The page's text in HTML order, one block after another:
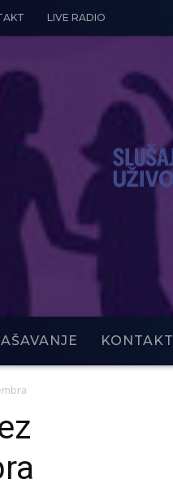
LIVE RADIO
KONTAKT